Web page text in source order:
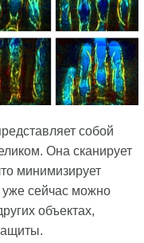
собой
Она сканирует
минимизирует
уже сейчас можно
объектах,